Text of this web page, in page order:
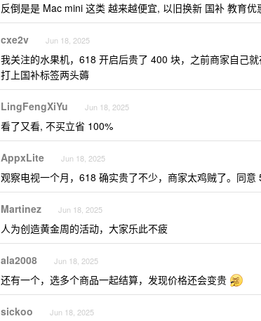
反倒是是 Mac mini 这类 越来越便宜, 以旧换新 国补 教育
cxe2v Jun 18, 2025
我关注的水果机，618 开启后贵了 400 块，之前商家自己
打上国补标签两头薅
LingFengXiYu Jun 18, 2025
看了又看, 不买立省 100%
AppxLite Jun 18, 2025
观察电视一个月，618 确实贵了不少，商家太鸡贼了。同意
Martinez Jun 18, 2025
人为创造黄金周的活动，大家乐此不疲
ala2008 Jun 18, 2025
还有一个，选多个商品一起结算，发现价格还会变贵
sickoo Jun 18, 2025